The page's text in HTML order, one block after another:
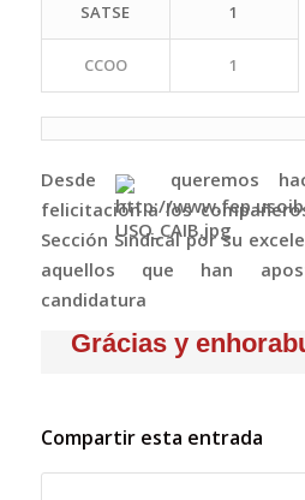
SATSE 1
CCOO 1
Desde queremos
felicitación a los
Sección Sindical por su
aquellos que han
candidatura
Grácias y
Compartir esta entrada